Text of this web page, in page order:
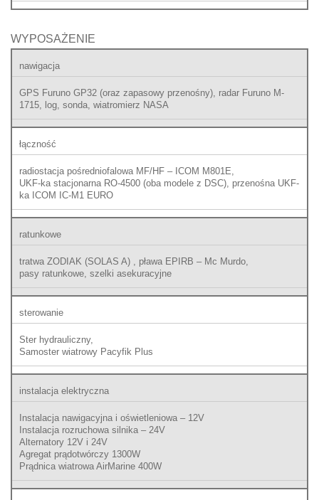
WYPOSAŻENIE
nawigacja
GPS Furuno GP32 (oraz zapasowy przenośny), radar Furuno M-
1715, log, sonda, wiatromierz NASA
łączność
radiostacja pośredniofalowa MF/HF – ICOM M801E,
UKF-ka stacjonarna RO-4500 (oba modele z DSC), przenośna UKF-
ka ICOM IC-M1 EURO
ratunkowe
tratwa ZODIAK (SOLAS A) , pława EPIRB – Mc Murdo,
pasy ratunkowe, szelki asekuracyjne
sterowanie
Ster hydrauliczny,
Samoster wiatrowy Pacyfik Plus
instalacja elektryczna
Instalacja nawigacyjna i oświetleniowa – 12V
Instalacja rozruchowa silnika – 24V
Alternatory 12V i 24V
Agregat prądotwórczy 1300W
Prądnica wiatrowa AirMarine 400W